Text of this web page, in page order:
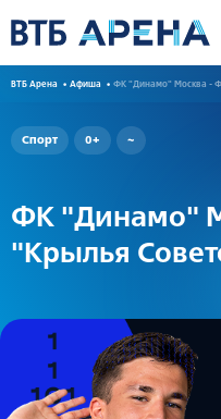
ВТБ Арена Афиша ФК "Динамо" Москва -
Спорт 0+ ~
ФК "Динамо"
"Крылья